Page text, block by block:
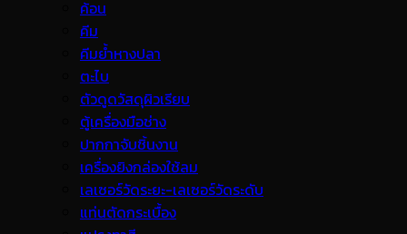
ค้อน
คีม
คีมย้ำหางปลา
ตะไบ
ตัวดูดวัสดุผิวเรียบ
ตู้เครื่องมือช่าง
ปากกาจับชิ้นงาน
เครื่องยิงกล่องใช้ลม
เลเซอร์วัดระยะ-เลเซอร์วัดระดับ
แท่นตัดกระเบื้อง